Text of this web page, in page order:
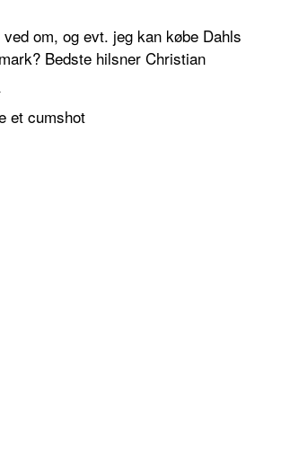
om, og evt. jeg kan købe Dahls
Bedste hilsner Christian
et cumshot